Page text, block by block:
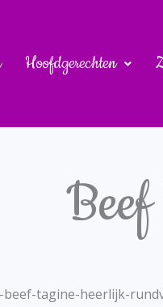
Hoofdgerechten
tagine-heerlijk-